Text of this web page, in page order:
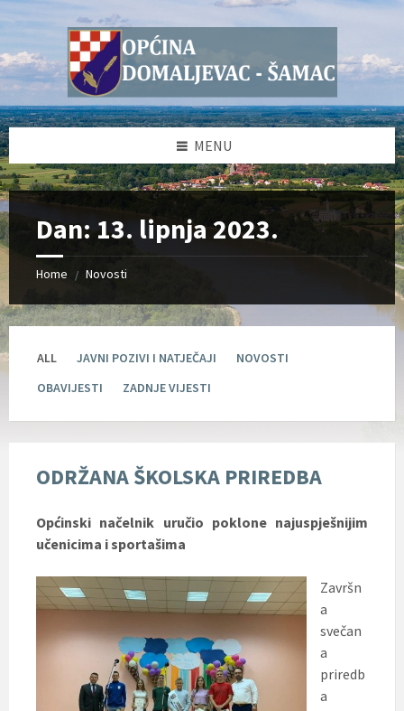
Skip
to
Skip
to
sidebar
Skip
to
sidebar
Skip
to
MENU
Dan: 13. lipnja 2023.
Home / Novosti
ALL JAVNI POZIVI I NATJEČAJI
NOVOSTI
OBAVIJESTI
ZADNJE VIJESTI
ODRŽANA ŠKOLSKA PRIREDBA
Općinski načelnik uručio poklone najuspješnijim
učenicima i sportašima
Završn
a
svečan
a
priredb
a